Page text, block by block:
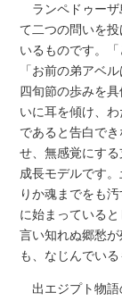
ランペドゥーザ
て二つの問いを
いるものです。
「お前の弟アベ
四旬節の歩みを
いに耳を傾け、
であると告白で
せ、無感覚にす
成長モデルです
りか魂までをも
に始まっている
言い知れぬ郷愁
も、なじんでい
出エジプト物語